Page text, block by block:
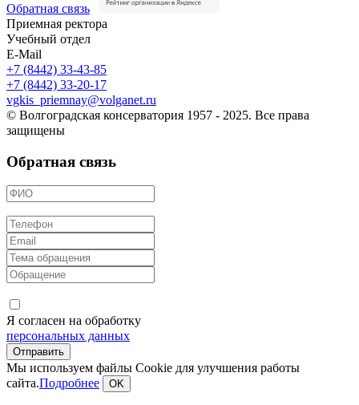
Обратная связь
Приемная ректора
Учебный отдел
E-Mail
+7 (8442) 33-43-85
+7 (8442) 33-20-17
vgkis_priemnay@volganet.ru
© Волгоградская консерватория 1957 - 2025. Все права
защищены
Обратная связь
Я согласен на обработку
персональных данных
Мы используем файлы Cookie для улучшения работы
сайта.Подробнее OK